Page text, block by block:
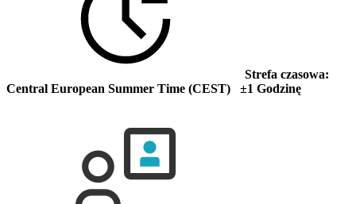
Strefa czasowa:
Central European Summer Time (CEST) ±1 Godzinę